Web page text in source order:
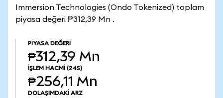
Immersion Technologies (Ondo Tokenized) toplam
piyasa değeri ₱312,39 Mn .
PIYASA DEĞERI
₱312,39 Mn
İŞLEM HACMI (24S)
₱256,11 Mn
DOLAŞIMDAKI ARZ